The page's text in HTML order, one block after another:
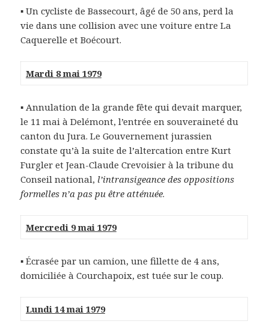
▪ Un cycliste de Bassecourt, âgé de 50 ans, perd la
vie dans une collision avec une voiture entre La
Caquerelle et Boécourt.
Mardi 8 mai 1979
▪ Annulation de la grande fête qui devait marquer,
le 11 mai à Delémont, l’entrée en souveraineté du
canton du Jura. Le Gouvernement jurassien
constate qu’à la suite de l’altercation entre Kurt
Furgler et Jean-Claude Crevoisier à la tribune du
Conseil national, l’intransigeance des oppositions
formelles n’a pas pu être atténuée.
Mercredi 9 mai 1979
▪ Écrasée par un camion, une fillette de 4 ans,
domiciliée à Courchapoix, est tuée sur le coup.
Lundi 14 mai 1979